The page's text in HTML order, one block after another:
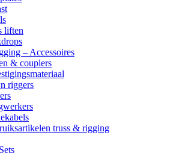
liften
– Accessoires
& couplers
riggers
truss & rigging